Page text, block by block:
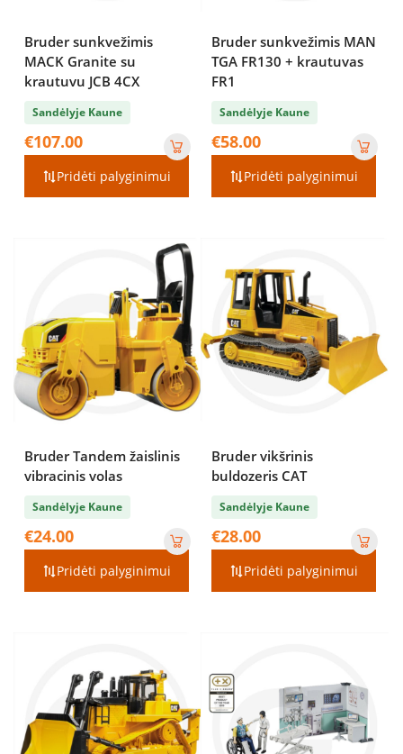
Bruder sunkvežimis
MACK Granite su
krautuvu JCB 4CX
Sandėlyje Kaune
€107.00
Pridėti palyginimui
Bruder sunkvežimis MAN
TGA FR130 + krautuvas
FR1
Sandėlyje Kaune
€58.00
Pridėti palyginimui
Bruder Tandem žaislinis
vibracinis volas
Sandėlyje Kaune
€24.00
Pridėti palyginimui
Bruder vikšrinis
buldozeris CAT
Sandėlyje Kaune
€28.00
Pridėti palyginimui